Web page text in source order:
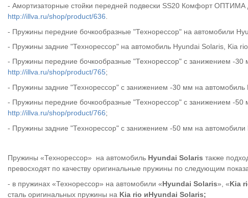
- Амортизаторные стойки передней подвески SS20 Комфорт
http://illva.ru/shop/product/636.
- Пружины передние бочкообразные "Технорессор" на автомобили
- Пружины задние "Технорессор" на автомобиль Hyundai Solaris, Kia
- Пружины передние бочкообразные "Технорессор" с занижением -
http://illva.ru/shop/product/765;
- Пружины задние "Технорессор" с занижением -30 мм на автомобиль
- Пружины передние бочкообразные "Технорессор" с занижением -
http://illva.ru/shop/product/766;
- Пружины задние "Технорессор" с занижением -50 мм на автомобили
Пружины «Технорессор» на автомобиль Hyundai Solaris также
превосходят по качеству оригинальные пружины по следующим
- в пружинах «Технорессор» на автомобили «Hyundai Solaris», «Kia
сталь оригинальных пружины на Kia rio иHyundai Solaris;